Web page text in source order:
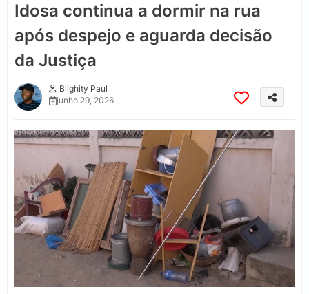
Idosa continua a dormir na rua
após despejo e aguarda decisão
da Justiça
Blighity Paul
junho 29, 2026